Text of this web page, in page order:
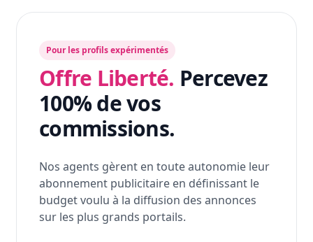
Pour les profils expérimentés
Offre Liberté. Percevez
100% de vos
commissions.
Nos agents gèrent en toute autonomie leur
abonnement publicitaire en définissant le
budget voulu à la diffusion des annonces
sur les plus grands portails.